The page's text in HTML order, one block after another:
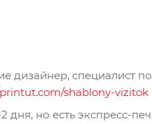
дизайнер, специалист
shablony-vizitok
дня, но есть экспресс-